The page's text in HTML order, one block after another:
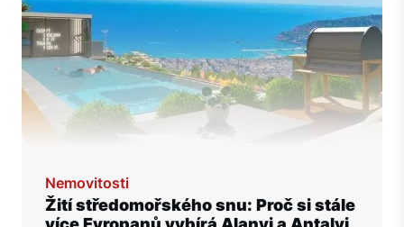
Nemovitosti
Žití středomořského snu: Proč si stále